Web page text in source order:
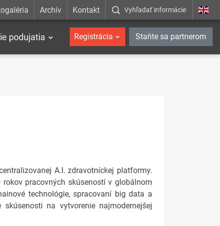
Archív Kontakt Vyhľadať informácie
podujatia Registrácia Staňte sa partnerom
A.I. zdravotníckej platformy.
pracovných skúseností v globálnom
technológie, spracovaní big data a
na vytvorenie najmodernejšej